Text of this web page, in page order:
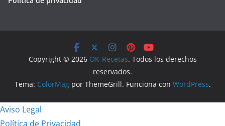
Copyright © 2026 OK-Recetas. Todos los derechos
reservados.
Tema: ColorMagpor ThemeGrill. Funciona con WordPress.
Aviso Legal
Política de Privacidad